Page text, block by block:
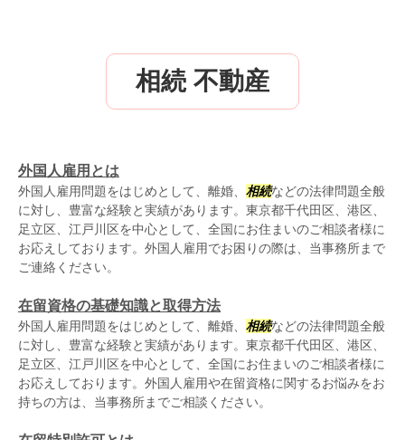
相続 不動産
外国人雇用とは
外国人雇用問題をはじめとして、離婚、 相続などの法律問題全般
に対し、豊富な経験と実績があります。東京都千代田区、港区、
足立区、江戸川区を中心として、全国にお住まいのご相談者様に
お応えしております。外国人雇用でお困りの際は、当事務所まで
ご連絡ください。
在留資格の基礎知識と取得方法
外国人雇用問題をはじめとして、離婚、 相続などの法律問題全般
に対し、豊富な経験と実績があります。東京都千代田区、港区、
足立区、江戸川区を中心として、全国にお住まいのご相談者様に
お応えしております。外国人雇用や在留資格に関するお悩みをお
持ちの方は、当事務所までご相談ください。